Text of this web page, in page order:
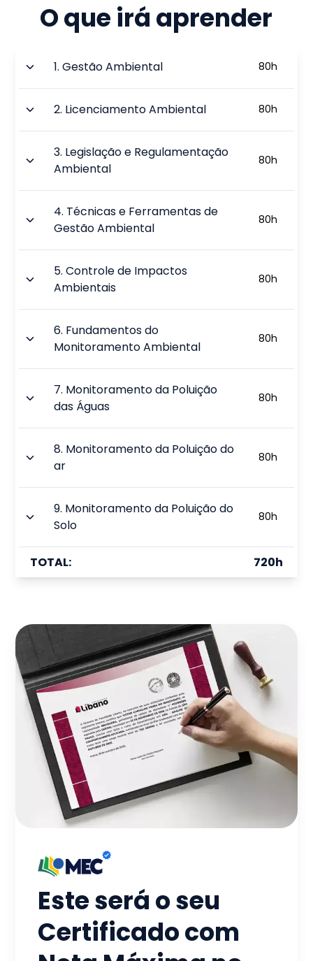
O que irá aprender
1.Gestão Ambiental 80h
2. Licenciamento Ambiental 80h
3. Legislação e Regulamentação
Ambiental
80h
4. Técnicas e Ferramentas de
Gestão Ambiental
80h
5.Controle de Impactos
Ambientais
80h
6. Fundamentos do
Monitoramento Ambiental
80h
7. Monitoramento da Poluição
das Águas
80h
8. Monitoramento da Poluição do
ar
80h
9. Monitoramento da Poluição do
Solo
80h
TOTAL: 720h
Este será o seu
Certificado com